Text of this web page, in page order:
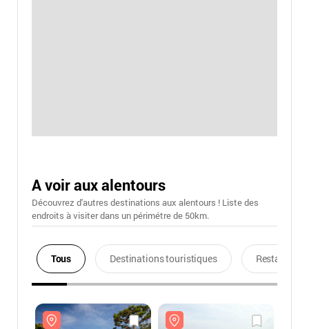
A voir aux alentours
Découvrez d'autres destinations aux alentours ! Liste des
endroits à visiter dans un périmétre de 50km.
Tous Destinations touristiques Restaurants